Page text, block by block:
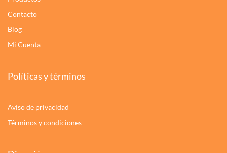
Contacto
Blog
Mi Cuenta
Políticas y términos
Aviso de privacidad
Términos y condiciones